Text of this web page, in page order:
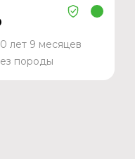
лет 9 месяцев
породы